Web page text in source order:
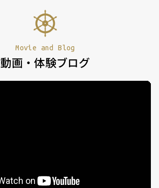
Movie and Blog
動画・体験ブログ